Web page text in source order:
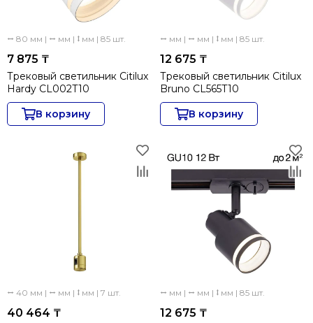
⭤ 80 мм | ⭤ мм | ⭥ мм | 85 шт.
7 875 ₸
Трековый светильник Citilux
Hardy CL002T10
В корзину
⭤ мм | ⭤ мм | ⭥ мм | 85 шт.
12 675 ₸
Трековый светильник Citilux
Bruno CL565T10
В корзину
⭤ 40 мм | ⭤ мм | ⭥ мм | 7 шт.
40 464 ₸
⭤ мм | ⭤ мм | ⭥ мм | 85 шт.
12 675 ₸